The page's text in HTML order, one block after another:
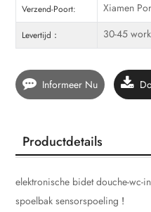
Verzend-Poort: Xiamen
Levertijd： 30-45
Informeer Nu
Productdetails
elektronische bidet douche-wc-
spoelbak sensorspoeling !